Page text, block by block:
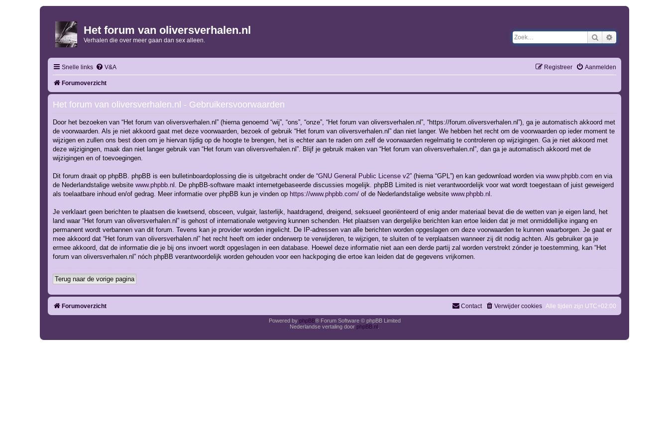
Het forum van oliversverhalen.nl
Verhalen die over meer gaan dan sex alleen. Zoek
Snelle links V&A Aanmelden
Registreer
Forumoverzicht
Het forum van oliversverhalen.nl - Gebruikersvoorwaarden
Door het bezoeken van “Het forum van oliversverhalen.nl” (hierna genoemd “wij”, “ons”, “onze”, “Het forum van oliversverhalen.nl”, “https://forum.oliversverhalen.nl”), ga je automatisch akkoord met
de voorwaarden. Als je niet akkoord gaat met deze voorwaarden, bezoek of gebruik “Het forum van oliversverhalen.nl” dan niet langer. We hebben het recht om de voorwaarden op ieder moment te
wijzigen en zullen ons best doen om je hiervan tijdig op de hoogte te brengen, het is echter aan te raden om zelf de voorwaarden regelmatig te controleren op wijzigingen. Ga je niet akkoord met
deze wijzigingen, maak dan niet langer gebruik van “Het forum van oliversverhalen.nl”. Blijf je gebruik maken van “Het forum van oliversverhalen.nl”, dan ga je automatisch akkoord met de
wijzigingen en of toevoegingen.
Dit forum draait op phpBB. phpBB is een bulletinboardoplossing die is uitgebracht onder de “GNU General Public License v2” (hierna “GPL”) en kan gedownload worden via www.phpbb.com en via
de Nederlandstalige website www.phpbb.nl . De phpBB-software maakt internetgebaseerde discussies mogelijk. phpBB Limited is niet verantwoordelijk voor wat wordt toegestaan of juist geweigerd
als toelaatbare inhoud en/of gedrag. Meer informatie over phpBB kun je vinden op https://www.phpbb.com/ of de Nederlandstalige website www.phpbb.nl
Je verklaart geen berichten te plaatsen die kwetsend, obsceen, vulgair, lasterlijk, haatdragend, dreigend, seksueel georiënteerd of enig ander materiaal bevat die de wetten van je eigen land, het
land waar “Het forum van oliversverhalen.nl” is gehost of internationale wetgeving kunnen schenden. Het plaatsen van dergelijke berichten kan ertoe leiden dat je met onmiddellijke ingang en
permanent wordt verbannen van dit forum. Tevens kan je provider worden ingelicht. De IP-adressen van alle berichten worden opgeslagen om deze voorwaarden te kunnen waarborgen. Je gaat er
mee akkoord dat “Het forum van oliversverhalen.nl” het recht heeft om ieder onderwerp te verwijderen, te wijzigen, te sluiten of te verplaatsen wanneer zij dit nodig achten. Als gebruiker ga je
ermee akkoord, dat de informatie die je bij ons invoert wordt opgeslagen in een database. Hoewel deze informatie niet aan een derde partij zal worden verstrekt zónder je toestemming, kan “Het
forum van oliversverhalen.nl” nóch phpBB verantwoordelijk worden gehouden voor een hackpoging die ertoe kan leiden dat de gegevens vrijkomen.
Terug naar de vorige pagina
Forumoverzicht Alle tijden zijn UTC+02:00
Verwijder cookies
Contact
Powered by phpBB® Forum Software © phpBB Limited
Nederlandse vertaling door phpBB.nl